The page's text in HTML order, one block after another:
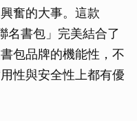
奮的大事。這款
名書包」完美結合了
包品牌的機能性，不
性與安全性上都有優